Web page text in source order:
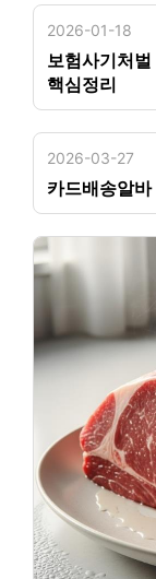
2026-01-18
보험사기처
핵심정리
2026-03-27
카드배송알